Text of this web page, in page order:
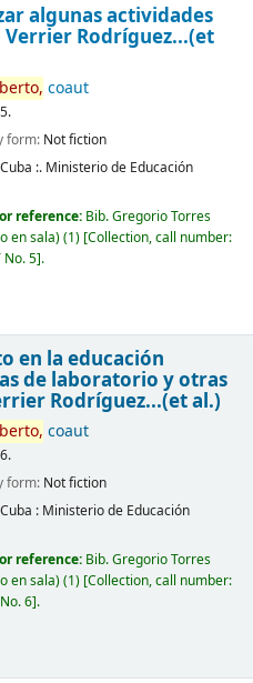
algunas actividades
Verrier Rodríguez...(et
coaut
form: Not fiction
:. Ministerio de Educación
reference: Bib. Gregorio Torres
en sala)(1) Collection, call number:
No. 5 .
en la educación
de laboratorio y otras
Rodríguez...(et al.)
coaut
form: Not fiction
: Ministerio de Educación
reference: Bib. Gregorio Torres
en sala)(1) Collection, call number:
6 .